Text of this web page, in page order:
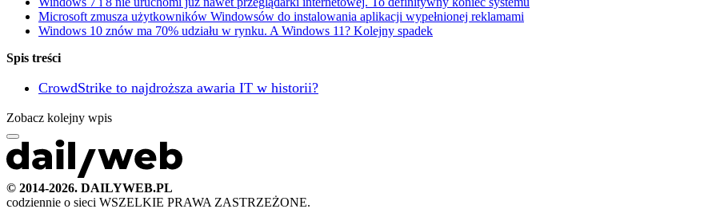
Microsoft zmusza użytkowników Windowsów do instalowania aplikacji wypełnionej reklamami
Windows 10 znów ma 70% udziału w rynku. A Windows 11? Kolejny spadek
Spis treści
CrowdStrike to najdroższa awaria IT w historii?
Zobacz kolejny wpis
© 2014-2026. DAILYWEB.PL
codziennie o sieci WSZELKIE PRAWA ZASTRZEŻONE.